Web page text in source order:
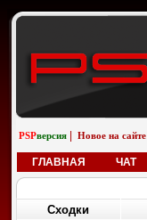
PSPверсия Новое на сайте
ГЛАВНАЯ ЧАТ
Сходки